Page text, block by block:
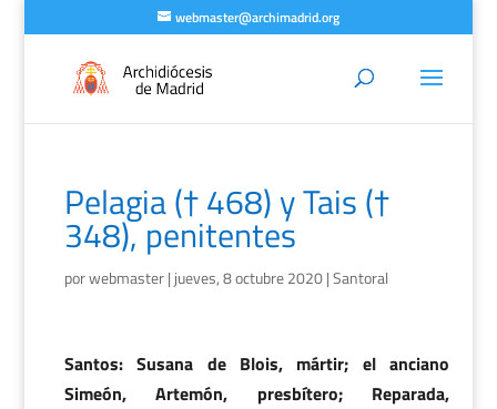
webmaster@archimadrid.org
Pelagia († 468) y Tais (†
348), penitentes
porwebmaster| jueves, 8 octubre 2020|Santoral
Santos: Susana de Blois, mártir; el anciano
Simeón, Artemón, presbítero; Reparada,